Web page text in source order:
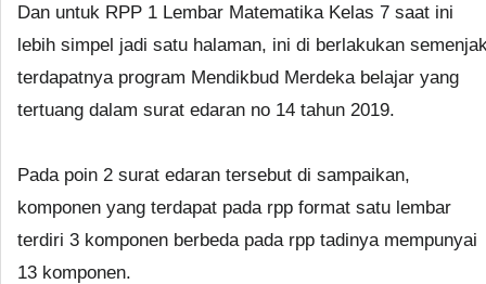
Dan untuk RPP 1 Lembar Matematika Kelas 7 saat ini
lebih simpel jadi satu halaman, ini di berlakukan
terdapatnya program Mendikbud Merdeka belajar yang
tertuang dalam surat edaran no 14 tahun 2019.
Pada poin 2 surat edaran tersebut di sampaikan,
komponen yang terdapat pada rpp format satu lembar
terdiri 3 komponen berbeda pada rpp tadinya mempunyai
13 komponen.